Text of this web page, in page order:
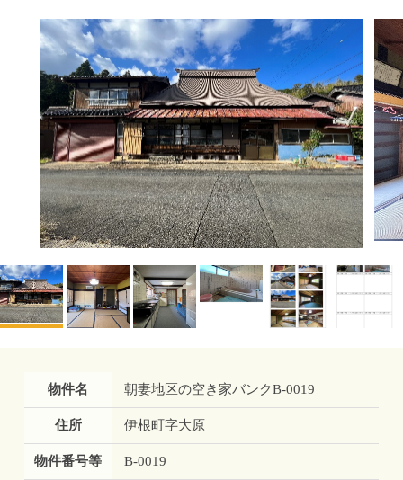
物件名 朝妻地区の空き家バンクB-0019
住所 伊根町字大原
物件番号等 B-0019